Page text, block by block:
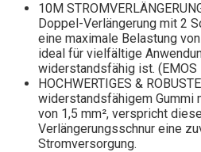
10M
Doppel-Verlängerung mit 2
eine maximale Belastung
ideal für vielfältige
widerstandsfähig ist. (EMOS
HOCHWERTIGES &
widerstandsfähigem Gummi
von 1,5 mm², verspricht
Verlängerungsschnur eine
Stromversorgung.